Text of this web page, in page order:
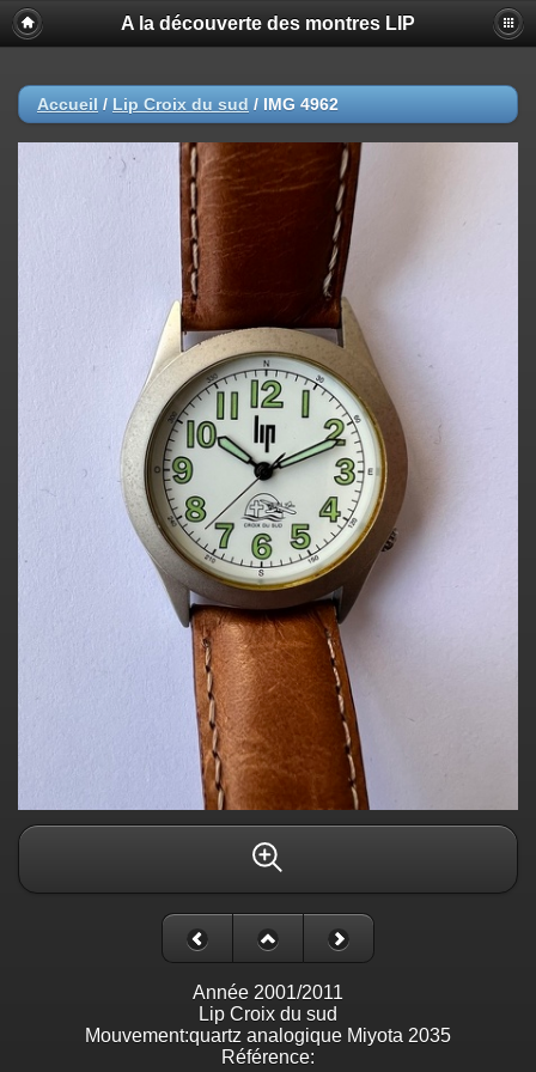
A la découverte des montres LIP
Accueil / Lip Croix du sud / IMG 4962
Année 2001/2011
Lip Croix du sud
Mouvement:quartz analogique Miyota 2035
Référence: